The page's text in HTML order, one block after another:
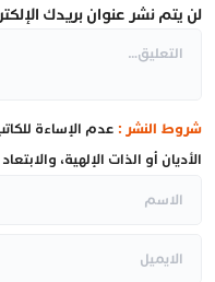
لن يتم نشر عنوان بريدك
شروط النشر : عدم الإساءة
الأديان أو الذات الإلهية،